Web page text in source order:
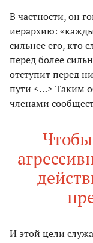
В частности, он
иерархию:
сильнее его, кто
перед более
отступит перед
пути <…> Таким
членами
И этой цели